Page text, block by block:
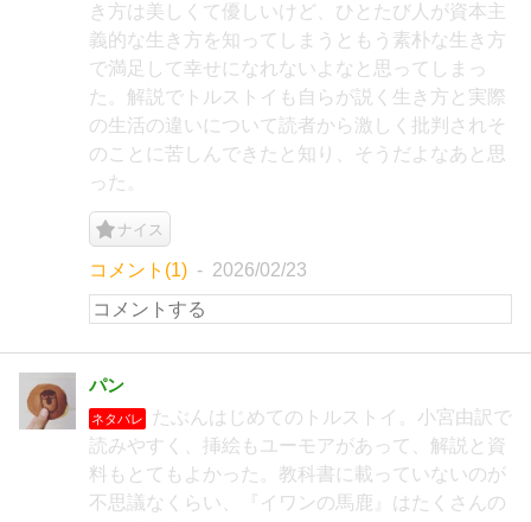
き方は美しくて優しいけど、ひとたび人が資本主
義的な生き方を知ってしまうともう素朴な生き方
で満足して幸せになれないよなと思ってしまっ
た。解説でトルストイも自らが説く生き方と実際
の生活の違いについて読者から激しく批判されそ
のことに苦しんできたと知り、そうだよなあと思
った。
ナイス
コメント(1) 2026/02/23
パン
ネタバレ
たぶんはじめてのトルストイ。小宮由訳で
読みやすく、挿絵もユーモアがあって、解説と資
料もとてもよかった。教科書に載っていないのが
不思議なくらい、『イワンの馬鹿』はたくさんの